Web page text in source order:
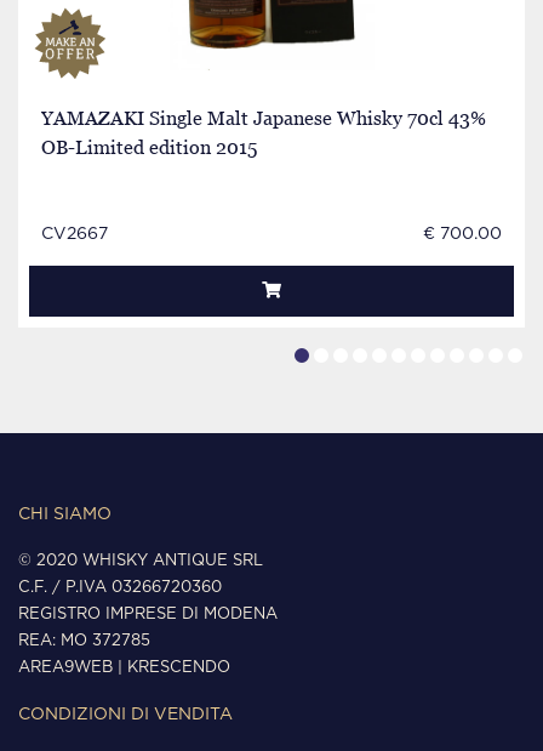
YAMAZAKI Single Malt Japanese Whisky 70cl 43%
OB-Limited edition 2015
CV2667 € 700.00
CHI SIAMO
© 2020 WHISKY ANTIQUE SRL
C.F. / P.IVA 03266720360
REGISTRO IMPRESE DI MODENA
REA: MO 372785
AREA9WEB
KRESCENDO
CONDIZIONI DI VENDITA